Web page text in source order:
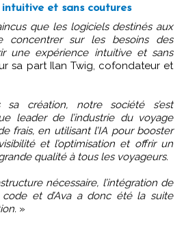
et sans coutures
que les logiciels destinés aux
concentrer sur les besoins des
une expérience intuitive et sans
sa part Ilan Twig, cofondateur et
sa création, notre société s’est
leader de l’industrie du voyage
frais, en utilisant l’IA pour booster
et l’optimisation et offrir un
qualité à tous les voyageurs.
nécessaire, l’intégration de
code et d’Ava a donc été la suite
»